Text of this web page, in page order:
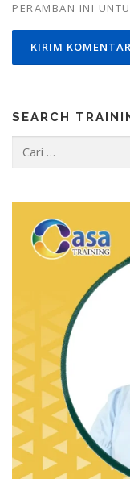
PERAMBAN INI
SEARCH
untuk: